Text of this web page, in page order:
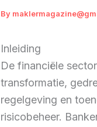
By
Inleiding
De financiële
transformatie,
regelgeving en
risicobeheer.